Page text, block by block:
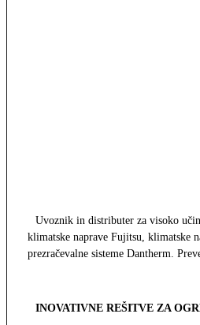
Uvoznik in distributer za visoko
klimatske naprave Fujitsu, klimatske
prezračevalne sisteme Dantherm.
INOVATIVNE REŠITVE ZA